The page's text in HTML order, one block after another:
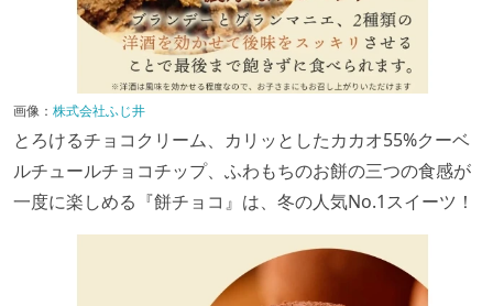
画像： 株式会社ふじ井
とろけるチョコクリーム、カリッとしたカカオ55%クーベ
ルチュールチョコチップ、ふわもちのお餅の三つの食感が
一度に楽しめる『餅チョコ』は、冬の人気No.1スイーツ！